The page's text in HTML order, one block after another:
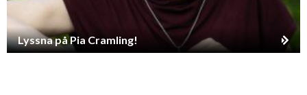
Lyssna på Pia Cramling!